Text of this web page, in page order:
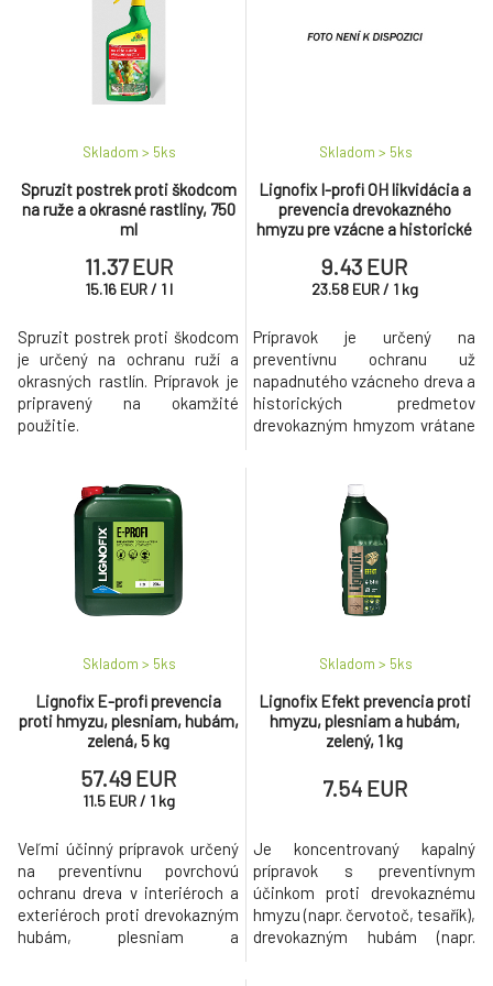
Lignofix E-profi prevencia proti hmyzu,
plesniam, hubám, hnedý, 1 kg
14 EUR
cesnaku 100 ml
9.43 EUR
Lignofix Super prevencia proti drevokaznému
Spruzit postrek proti škodcom
na ruže a okrasné rastliny, 750
ml
Skladom > 5ks
11.37 EUR
15.16 EUR / 1 l
Spruzit postrek proti škodcom
je určený na ochranu ruží a
okrasných rastlín. Prípravok je
pripravený na okamžité
použitie.
Lignofix I-profi OH likvidácia a
prevencia drevokazného
hmyzu pre vzácne a historické
Skladom > 5ks
9.43 EUR
23.58 EUR / 1 kg
Prípravok je určený na
preventívnu ochranu už
napadnutého vzácneho dreva a
historických predmetov
drevokazným hmyzom vrátane
Lignofix E-profi prevencia
proti hmyzu, plesniam, hubám,
zelená, 5 kg
Skladom > 5ks
57.49 EUR
11.5 EUR / 1 kg
Veľmi účinný prípravok určený
na preventívnu povrchovú
ochranu dreva v interiéroch a
exteriéroch proti drevokazným
hubám, plesniam a
Lignofix Efekt prevencia proti
hmyzu, plesniam a hubám,
zelený, 1 kg
Skladom > 5ks
7.54 EUR
Je koncentrovaný kapalný
prípravok s preventívnym
účinkom proti drevokaznému
hmyzu (napr. červotoč, tesařík),
drevokazným hubám (napr.